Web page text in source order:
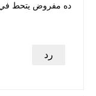
ده مفروض يتحط
رد